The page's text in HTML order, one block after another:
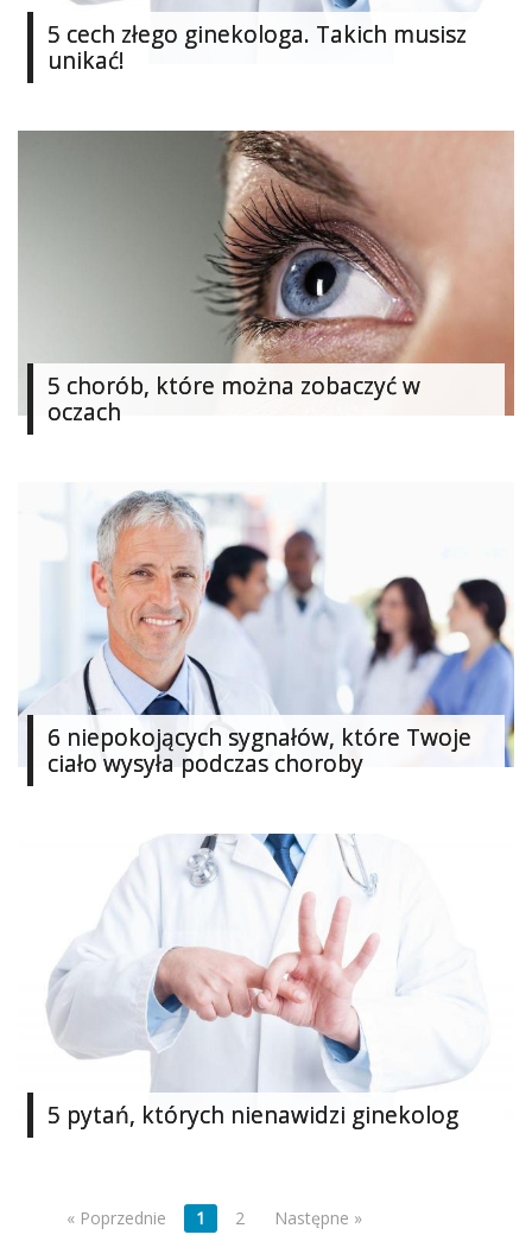
Dodaj
Dodaj
galerię
Najlepsze
5 cech złego ginekologa. Takich musisz
unikać!
5 chorób, które można zobaczyć w
oczach
6 niepokojących sygnałów, które Twoje
ciało wysyła podczas choroby
5 pytań, których nienawidzi ginekolog
« Poprzednie 1 2 Następne »